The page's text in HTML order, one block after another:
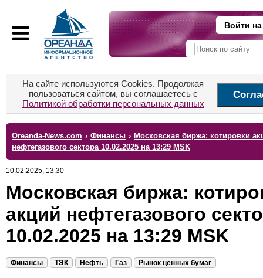
Войти
На сайте используются Cookies. Продолжая
пользоваться сайтом, вы соглашаетесь с
Политикой обработки персональных данных
Oreanda-News.com › Финансы › Московская биржа: котировки
нефтегазового сектора 10.02.2025 на 13:29 MSK
10.02.2025, 13:30
Московская биржа:
акций нефтегазового
10.02.2025 на 13:29 MSK
Финансы ТЭК Нефть Газ Рынок ценных бумаг